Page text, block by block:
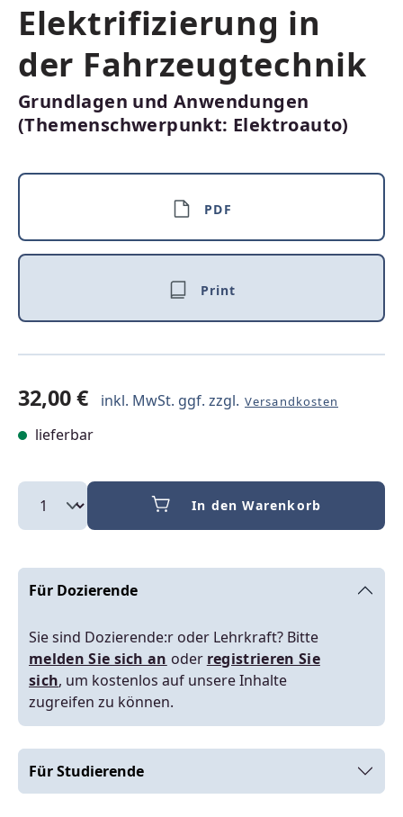
Elektrifizierung in
der Fahrzeugtechnik
Grundlagen und Anwendungen
(Themenschwerpunkt: Elektroauto)
PDF
Print
32,00 € inkl. MwSt. ggf. zzgl. Versandkosten
lieferbar
In den Warenkorb
Für Dozierende
Sie sind Dozierende:r oder Lehrkraft? Bitte
melden Sie sich an oder registrieren Sie
sich, um kostenlos auf unsere Inhalte
zugreifen zu können.
Für Studierende